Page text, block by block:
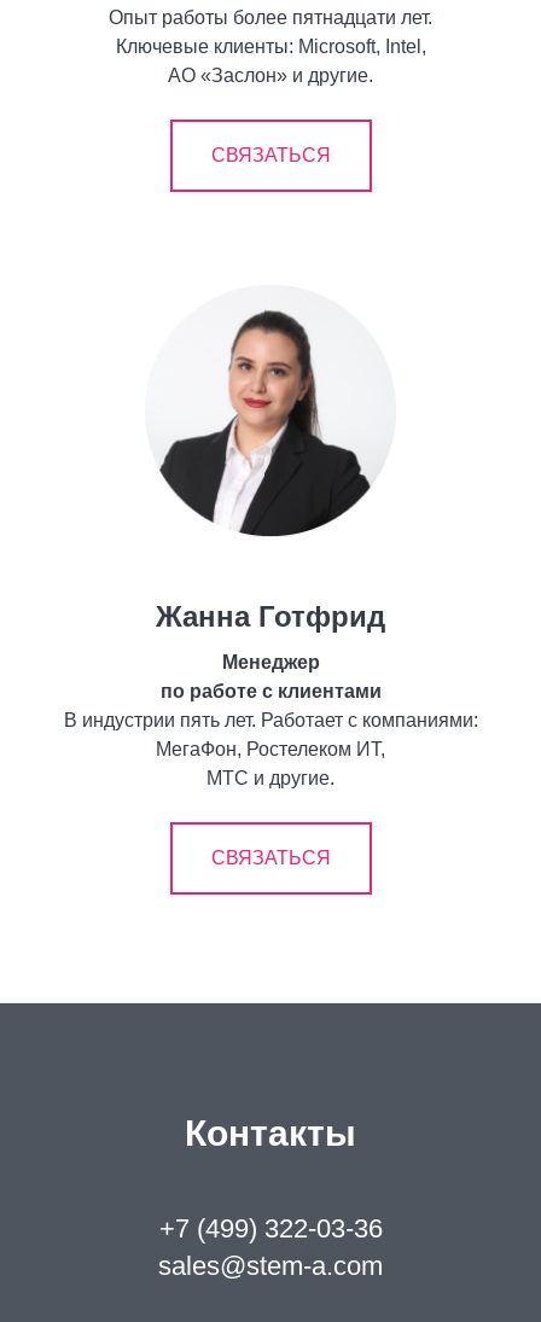
Опыт работы более пятнадцати лет.
Ключевые клиенты: Microsoft, Intel,
АО «Заслон» и другие.
СВЯЗАТЬСЯ
Жанна Готфрид
Менеджер
по работе с клиентами
В индустрии пять лет. Работает с компаниями:
МегаФон, Ростелеком ИТ,
МТС и другие.
СВЯЗАТЬСЯ
Контакты
+7 (499) 322-03-36
sales@stem-a.com